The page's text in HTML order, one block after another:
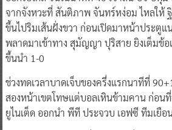
จากจังหวะที่ สันติภาพ จันทร์หง่อม ไหลให้
ขึ้นไปริมเส้นฝั่งขวา ก่อนเปิดมาหน้าประตู
พลาดมาเข้าทาง สุมัญญา ปุริสาย ยิงเต็มข้อ
ขึ้นนำ 1-0
ช่วงทดเวลาบาดเจ็บของครึ่งแรกนาทีที่
สองหน้าเขตโทษแต่บอลเหินข้ามคาน ก่อน
ยูไนเต็ด ออกนำ พีที ประจวบ เอฟซี ทีมเยือ